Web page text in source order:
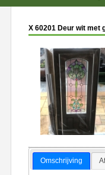
X 60201 Deur wit met
Omschrijving